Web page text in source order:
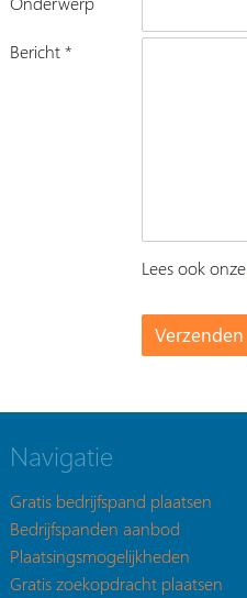
Bericht *
Lees ook onze
Navigatie
Gratis bedrijfspand plaatsen
Bedrijfspanden aanbod
Plaatsingsmogelijkheden
Gratis zoekopdracht plaatsen